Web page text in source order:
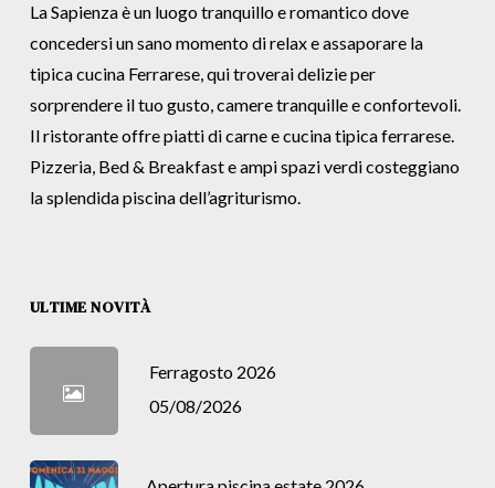
La Sapienza è un luogo tranquillo e romantico dove
concedersi un sano momento di relax e assaporare la
tipica cucina Ferrarese, qui troverai delizie per
sorprendere il tuo gusto, camere tranquille e confortevoli.
Il ristorante offre piatti di carne e cucina tipica ferrarese.
Pizzeria, Bed & Breakfast e ampi spazi verdi costeggiano
la splendida piscina dell’agriturismo.
ULTIME NOVITÀ
Ferragosto 2026
05/08/2026